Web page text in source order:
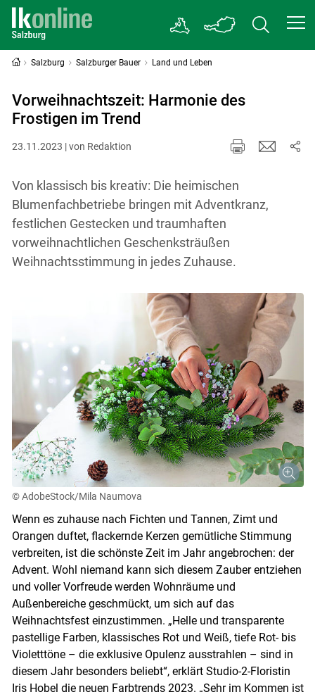
Salzburg Salzburger Bauer Land und Leben
Vorweihnachtszeit: Harmonie des
Frostigen im Trend
23.11.2023 | von Redaktion
Von klassisch bis kreativ: Die heimischen
Blumenfachbetriebe bringen mit Adventkranz,
festlichen Gestecken und traumhaften
vorweihnachtlichen Geschenksträußen
Weihnachtsstimmung in jedes Zuhause.
© AdobeStock/Mila Naumova
Wenn es zuhause nach Fichten und Tannen, Zimt und
Orangen duftet, flackernde Kerzen gemütliche Stimmung
verbreiten, ist die schönste Zeit im Jahr angebrochen: der
Advent. Wohl niemand kann sich diesem Zauber entziehen
und voller Vorfreude werden Wohnräume und
Außenbereiche geschmückt, um sich auf das
Weihnachtsfest einzustimmen. „Helle und transparente
pastellige Farben, klassisches Rot und Weiß, tiefe Rot- bis
Violetttöne – die exklusive Opulenz ausstrahlen – sind in
diesem Jahr besonders beliebt“, erklärt Studio-2-Floristin
Iris Hobel die neuen Farbtrends 2023. „Sehr im Kommen ist